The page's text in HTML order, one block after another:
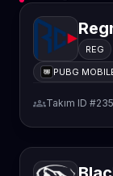
REG
PUBG
groupsTakım ID